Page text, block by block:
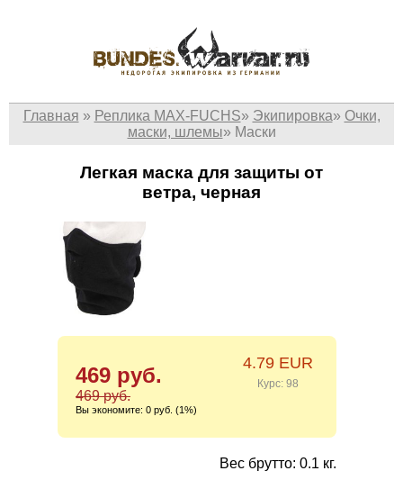
Главная » Реплика MAX-FUCHS» Экипировка» Очки,
маски, шлемы» Маски
Легкая маска для защиты от
ветра, черная
469 руб.
469 руб.
Вы экономите: 0 руб. (1%)
4.79 EUR
Курс: 98
Вес брутто: 0.1 кг.